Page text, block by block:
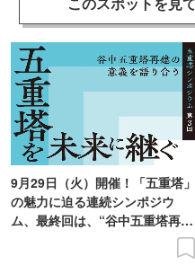
9月29日（火）開催！「五重塔」
の魅力に迫る連続シンポジウ
ム、最終回は、“谷中五重塔再建